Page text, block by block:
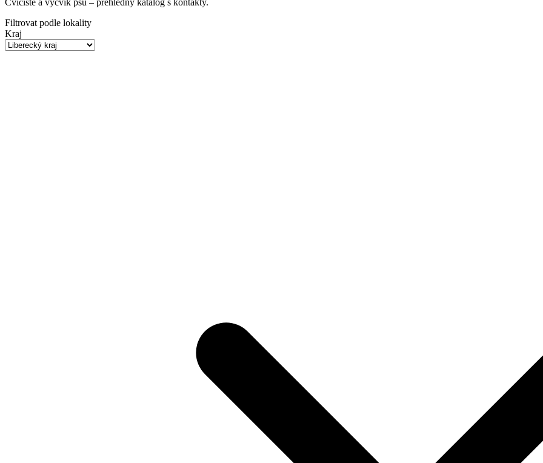
Filtrovat podle lokality
Kraj